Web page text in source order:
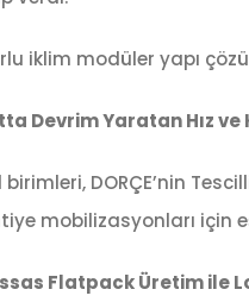
iklim modüler yapı
Devrim Yaratan Hız ve
DORÇE’nin
mobilizasyonları için
Flatpack Üretim ile